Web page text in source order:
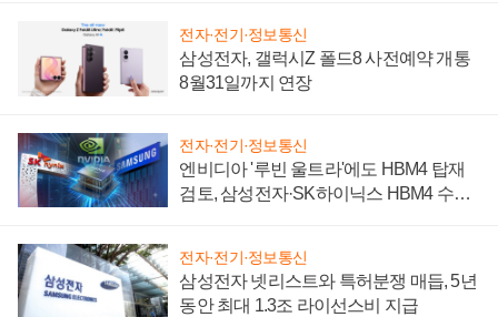
전자·전기·정보통신
삼성전자, 갤럭시Z 폴드8 사전예약 개통
8월31일까지 연장
전자·전기·정보통신
엔비디아 '루빈 울트라'에도 HBM4 탑재
검토, 삼성전자·SK하이닉스 HBM4 수율
전자·전기·정보통신
삼성전자 넷리스트와 특허분쟁 매듭, 5년
동안 최대 1.3조 라이선스비 지급